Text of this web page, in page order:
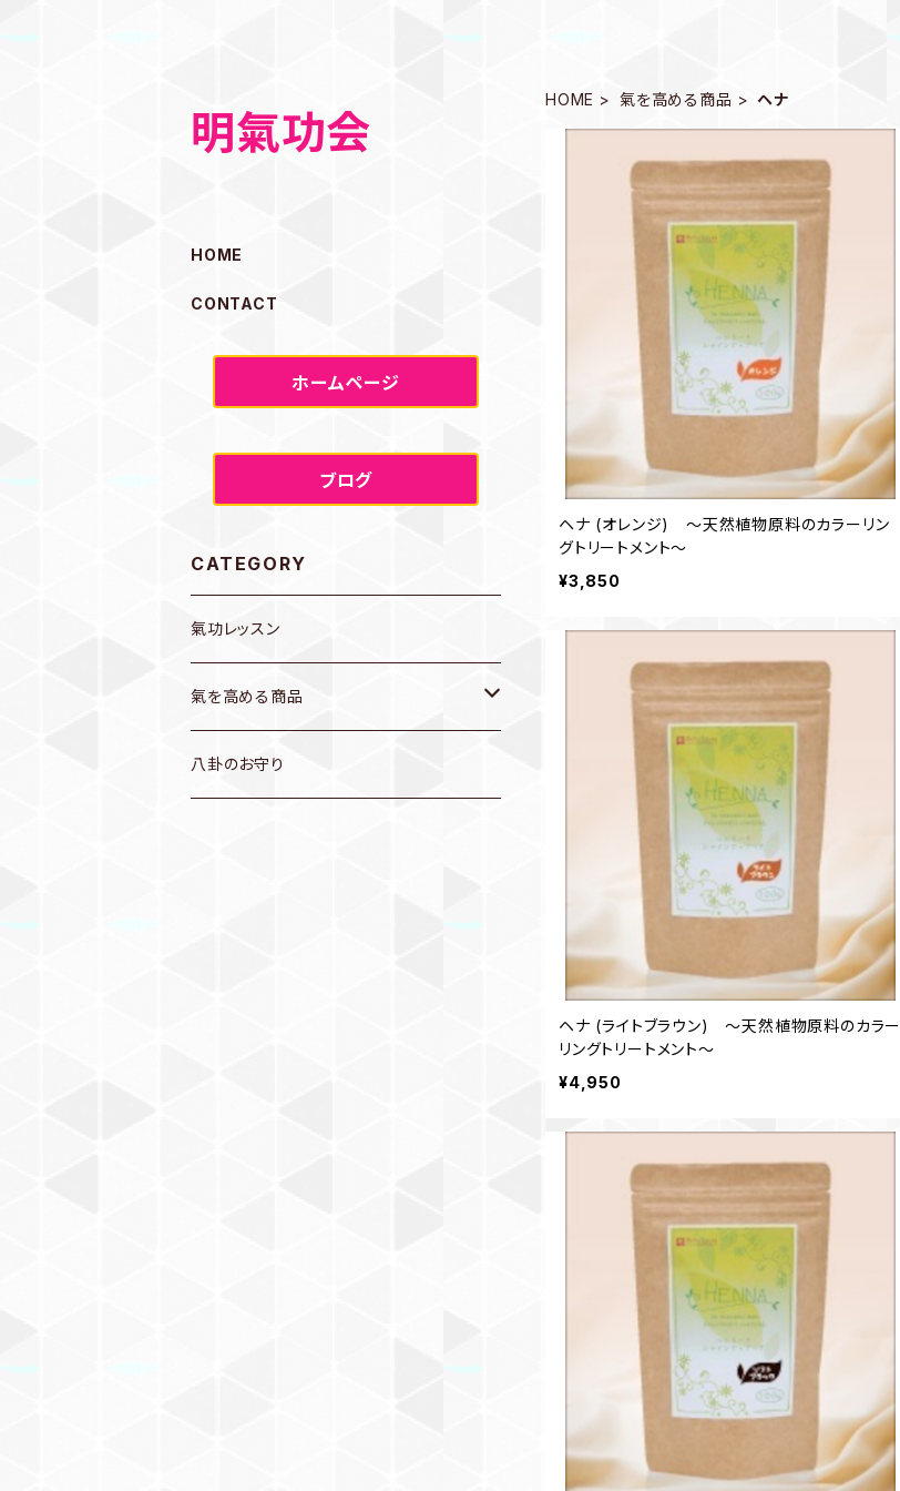
HOME 氣を高める商品 ヘナ
ヘナ (オレンジ) ～天然植物原料のカラーリン
グトリートメント～
¥3,850
ヘナ (ライトブラウン) ～天然植物原料のカラー
リングトリートメント～
¥4,950
明氣功会
HOME
CONTACT
ホームページ
ブログ
CATEGORY
氣功レッスン
氣を高める商品
栄養補助食品
八卦のお守り